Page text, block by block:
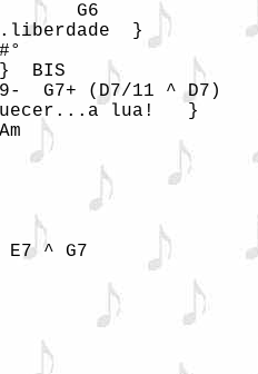
G6
}
BIS
G7+ (D7/11 ^ D7)
lua!   }
E7 ^ G7